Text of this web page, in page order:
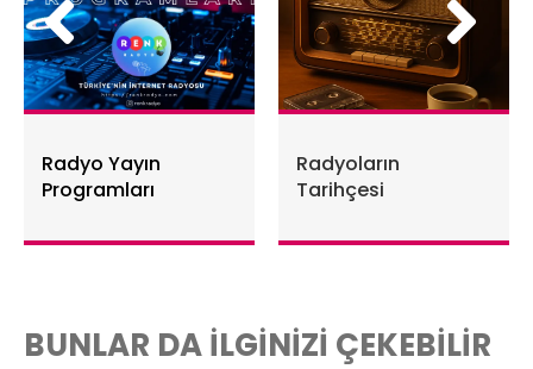
Radyo Yayın
Programları
Radyoların
Tarihçesi
BUNLAR DA İLGİNİZİ ÇEKEBİLİR